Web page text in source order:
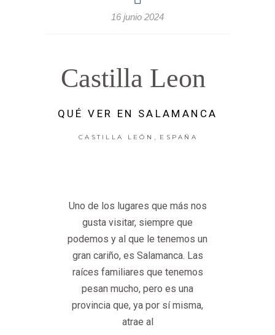
16 junio 2024
Castilla Leon
QUÉ VER EN SALAMANCA
CASTILLA LEÓN , ESPAÑA
Uno de los lugares que más nos
gusta visitar, siempre que
podemos y al que le tenemos un
gran cariño, es Salamanca. Las
raíces familiares que tenemos
pesan mucho, pero es una
provincia que, ya por sí misma,
atrae al